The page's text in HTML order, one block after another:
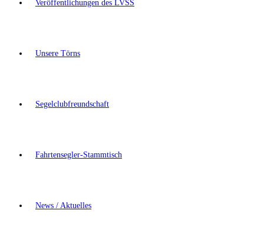
Veröffentlichungen des LVSS
Unsere Törns
Segelclubfreundschaft
Fahrtensegler-Stammtisch
News / Aktuelles